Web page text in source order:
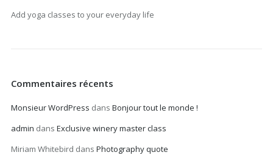
Add yoga classes to your everyday life
Commentaires récents
Monsieur WordPress dans Bonjour tout le monde !
admin dans Exclusive winery master class
Miriam Whitebird dans Photography quote